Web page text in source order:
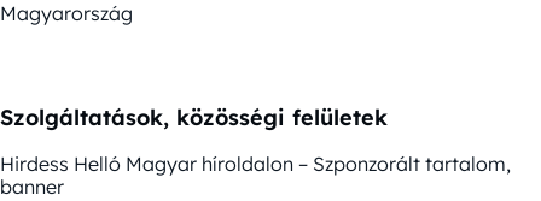
Magyarország
Szolgáltatások, közösségi felületek
Hirdess Helló Magyar híroldalon – Szponzorált tartalom,
banner